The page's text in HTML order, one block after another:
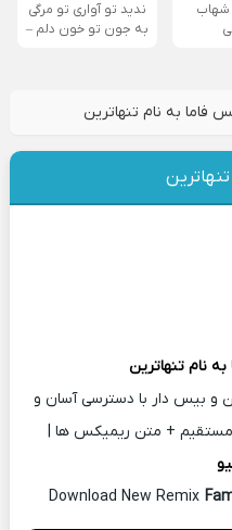
شهاب
ندید تو آواری تو مرگی
به جون تو خون دلم –
فاما به نام تنهاترین
به نام تنهاترین
و بیس دار با دسترسی آسان و
مستقیم + متن ریمیکس ها |
Download New Remix